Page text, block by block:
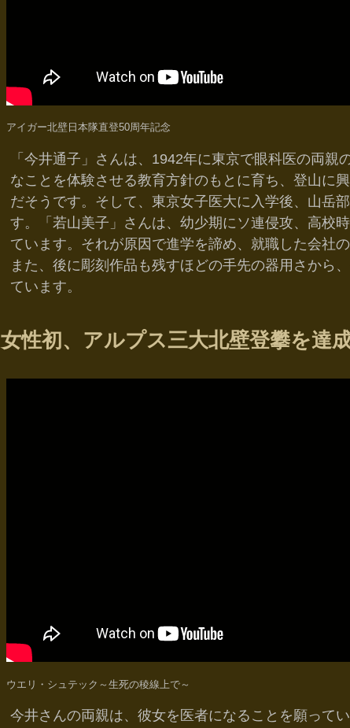
アイガー北壁日本隊直登50周年記念
「今井通子」さんは、1942年に東京で眼科医の両親
なことを体験させる教育方針のもとに育ち、登山に
だそうです。そして、東京女子医大に入学後、山岳
す。「若山美子」さんは、幼少期にソ連侵攻、高校
ています。それが原因で進学を諦め、就職した会社
また、後に彫刻作品も残すほどの手先の器用さから
ています。
女性初、アルプス三大北壁登攀を達
ウエリ・シュテック～生死の稜線上で～
今井さんの両親は、彼女を医者になることを願って